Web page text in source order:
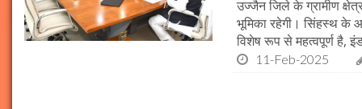
उज्जैन जिले के ग्रामीण
भूमिका रहेगी। सिंहस्थ के
विशेष रूप से महत्वपूर्ण है,
11-Feb-2025